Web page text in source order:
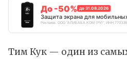
До -50% до 31.08.2026
Защита экрана для
Реклама. ООО "АЛИБАБА.КОМ (РУ)", ИНН
Тим Кук — один из